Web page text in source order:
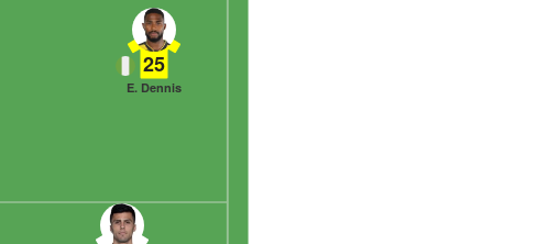
25
E. Dennis